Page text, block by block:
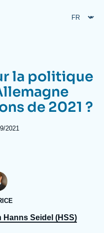
Orient
la politique
de 2021 ?
2021
Hanns Seidel (HSS)